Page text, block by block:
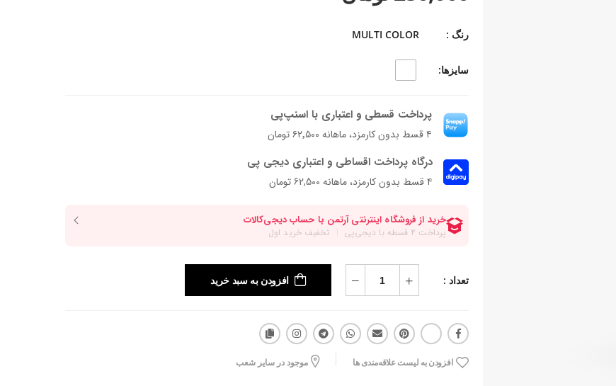
رنگ : MULTI COLOR
سایزها:
پرداخت قسطی و اعتباری با اسنپ‌پی
۴ قسط بدون کارمزد، ماهانه ۶۲٬۵۰۰ تومان
درگاه پرداخت اقساطی و اعتباری دیجی پی
۴ قسط بدون کارمزد، ماهانه 62,500 تومان
تعداد : افزودن به سبد خرید
افزودن به لیست علاقه‌مندی ها موجود در سایر شعب